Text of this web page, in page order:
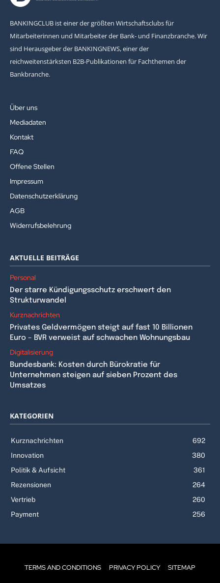
BANKINGCLUB ist einer der größten Wirtschaftsclubs für
Mitarbeiterinnen und Mitarbeiter der Bank- und Finanzbranche. Wir
sind Herausgeber der BANKINGNEWS, einer der
reichweitenstärksten B2B-Publikationen für Fachthemen der
Bankbranche.
Über uns
Mediadaten
Kontakt
FAQ
Offene Stellen
Impressum
Datenschutzerklärung
AGB
Widerrufsbelehrung
AKTUELLE BEITRÄGE
Personal
Der starre Kündigungsschutz erschwert den
Strukturwandel
Kurznachrichten
Privates Geldvermögen steigt auf fast 10 Billionen
Euro – BVR verweist auf schwachen Wohnungsbau
Digitalisierung
Bundesbank: Kosten durch Bürokratie für
Unternehmen steigen auf sieben Prozent des
Umsatzes
KATEGORIEN
Kurznachrichten
692
Innovation
380
Politik & Aufsicht
361
Rezensionen
264
Vertrieb
260
Payment
256
TERMS AND CONDITIONS PRIVACY POLICY SITEMAP